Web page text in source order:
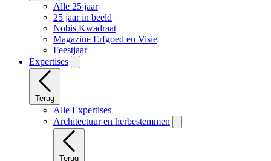
Alle 25 jaar
25 jaar in beeld
Nobis Kwadraat
Magazine Erfgoed en Visie
Feestjaar
Expertises
Terug
Alle Expertises
Architectuur en herbestemmen
Terug